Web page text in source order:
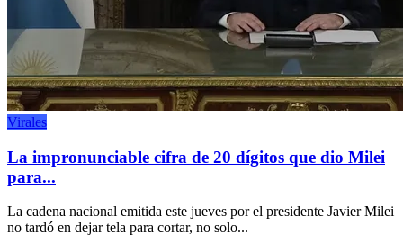
Virales
La impronunciable cifra de 20 dígitos que dio Milei
para...
La cadena nacional emitida este jueves por el presidente Javier Milei
no tardó en dejar tela para cortar, no solo...